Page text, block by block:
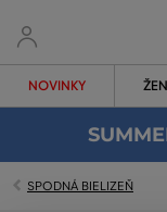
NOVINKY
SPODNÁ BIELIZEŇ